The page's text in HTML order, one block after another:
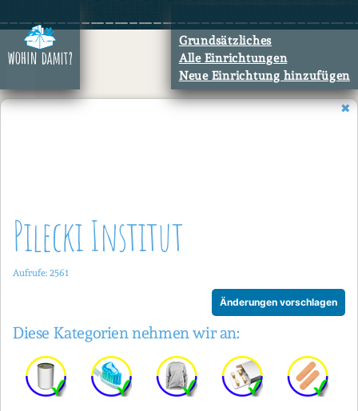
Inhalt
springen
Grundsätzliches
Alle Einrichtungen
Neue Einrichtung hinzufügen
Pilecki Institut
Aufrufe: 2561
Änderungen vorschlagen
Diese Kategorien nehmen wir an: